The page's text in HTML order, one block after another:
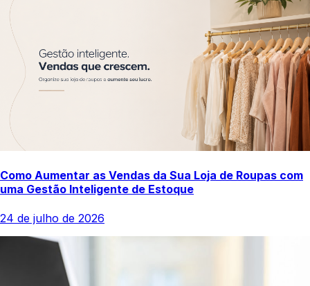
Como Aumentar as Vendas da Sua Loja de Roupas com
uma Gestão Inteligente de Estoque
24 de julho de 2026